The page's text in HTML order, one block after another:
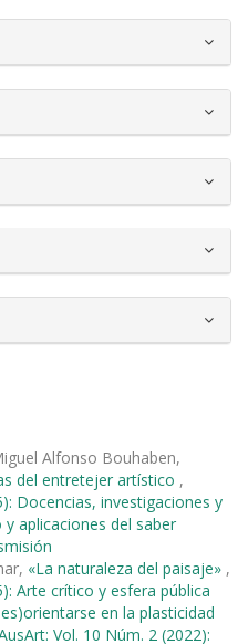
Alfonso Bouhaben,
del entretejer artístico ,
Docencias, investigaciones y
aplicaciones del saber
«La naturaleza del paisaje» ,
Arte crítico y esfera pública
en la plasticidad
Vol. 10 Núm. 2 (2022):